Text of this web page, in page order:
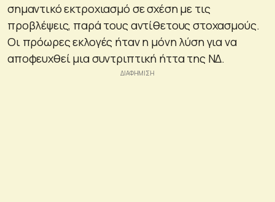
σημαντικό εκτροχιασμό σε σχέση με τις
προβλέψεις, παρά τους αντίθετους στοχασμούς.
Οι πρόωρες εκλογές ήταν η μόνη λύση για να
αποφευχθεί μια συντριπτική ήττα της NΔ.